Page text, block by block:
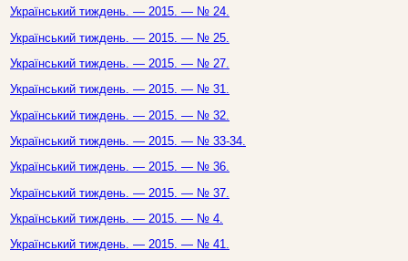
Український тиждень. — 2015. — № 24.
Український тиждень. — 2015. — № 25.
Український тиждень. — 2015. — № 27.
Український тиждень. — 2015. — № 31.
Український тиждень. — 2015. — № 32.
Український тиждень. — 2015. — № 33-34.
Український тиждень. — 2015. — № 36.
Український тиждень. — 2015. — № 37.
Український тиждень. — 2015. — № 4.
Український тиждень. — 2015. — № 41.